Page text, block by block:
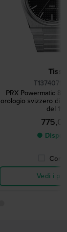
PRX Powermatic
orologio svizzero di
del
●
Vedi i